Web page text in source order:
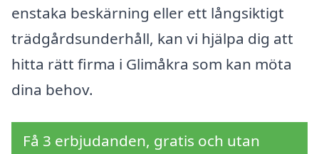
enstaka beskärning eller ett långsiktigt
trädgårdsunderhåll, kan vi hjälpa dig att
hitta rätt firma i Glimåkra som kan möta
dina behov.
Få 3 erbjudanden, gratis och utan